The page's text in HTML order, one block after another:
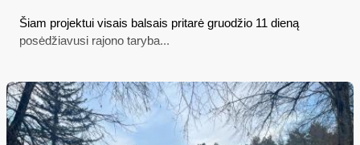
Šiam projektui visais balsais pritarė gruodžio 11 dieną
posėdžiavusi rajono taryba...